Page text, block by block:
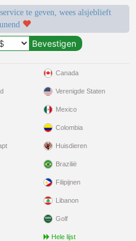
te geven, wees alsjeblieft
Canada
Verenigde Staten
Mexico
Colombia
Huisdieren
Brazilië
Filipijnen
Libanon
Golf
Hele lijst